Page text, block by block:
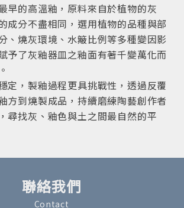
早的高溫釉，原料來自於植物的灰
成分不盡相同，選用植物的品種與部
、燒灰環境、水簸比例等多種變因影
予了灰釉器皿之釉面有著千變萬化而
定，製釉過程更具挑戰性，透過反覆
方到燒製成品，持續磨練陶藝創作者
尋找灰、釉色與土之間最自然的平
聯絡我們
Contact